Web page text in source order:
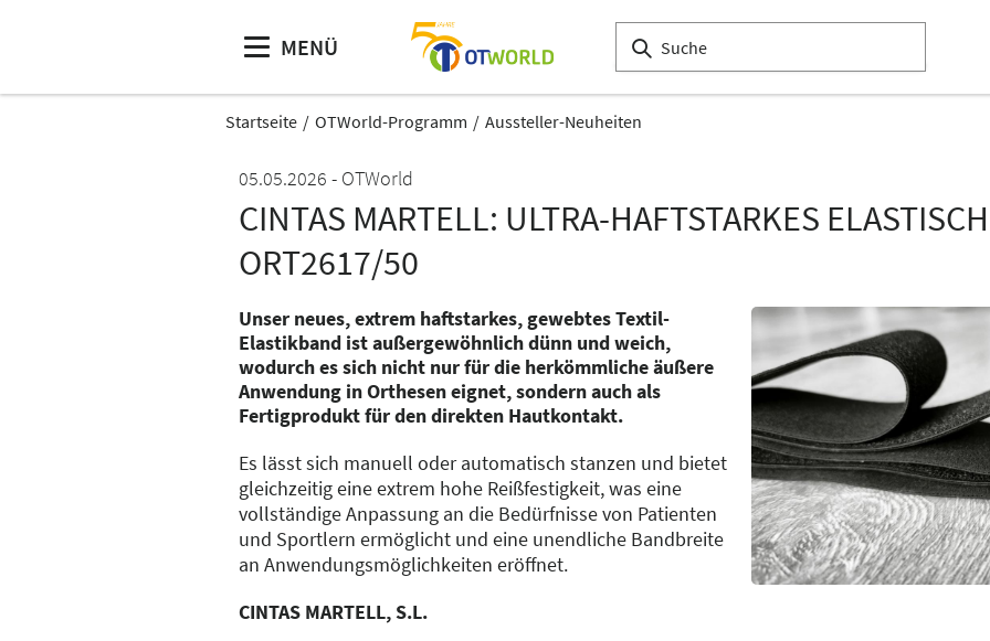
MENÜ
Startseite OTWorld-Programm Aussteller-Neuheiten
05.05.2026
OTWorld
CINTAS MARTELL: ULTRA-HAFTSTARKES
ORT2617/50
Unser neues, extrem haftstarkes, gewebtes Textil-
Elastikband ist außergewöhnlich dünn und weich,
wodurch es sich nicht nur für die herkömmliche äußere
Anwendung in Orthesen eignet, sondern auch als
Fertigprodukt für den direkten Hautkontakt.
Es lässt sich manuell oder automatisch stanzen und bietet
gleichzeitig eine extrem hohe Reißfestigkeit, was eine
vollständige Anpassung an die Bedürfnisse von Patienten
und Sportlern ermöglicht und eine unendliche Bandbreite
an Anwendungsmöglichkeiten eröffnet.
CINTAS MARTELL, S.L.